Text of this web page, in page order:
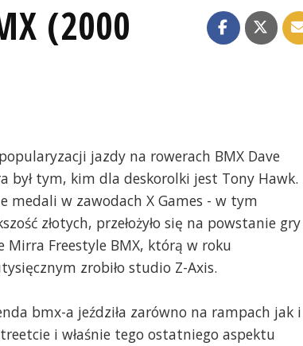
(2000
jazdy na rowerach BMX Dave
był tym, kim dla deskorolki jest Tony Hawk.
medali w zawodach X Games - w tym
złotych, przełożyło się na powstanie gry
Mirra Freestyle BMX, którą w roku
zrobiło studio Z-Axis.
bmx-a jeździła zarówno na rampach jak i
i właśnie tego ostatniego aspektu